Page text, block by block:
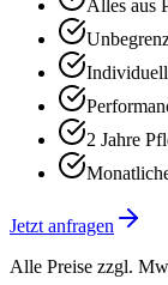
Alles aus
2 Jahre
Jetzt anfragen
Alle Preise zzgl.